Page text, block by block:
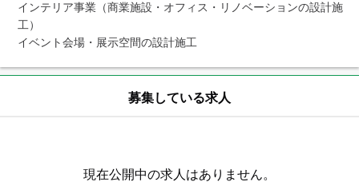
インテリア事業（商業施設・オフィス・リノベーションの設計施
工）
イベント会場・展示空間の設計施工
募集している求人
現在公開中の求人はありません。